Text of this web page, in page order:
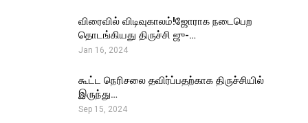
விரைவில் விடிவுகாலம்!ஜோராக நடைபெற
தொடங்கியது திருச்சி ஜு-…
Jan 16, 2024
கூட்ட நெரிசலை தவிர்ப்பதற்காக திருச்சியில்
இருந்து…
Sep 15, 2024